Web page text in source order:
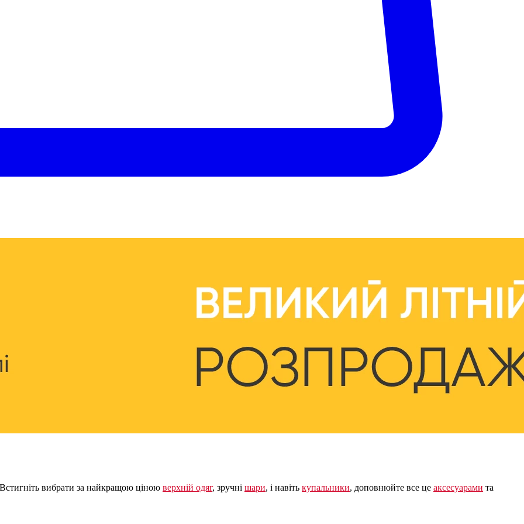
вибрати за найкращою ціною верхній одяг, зручні шари, і навіть купальники, доповнюйте все це аксесуарами та